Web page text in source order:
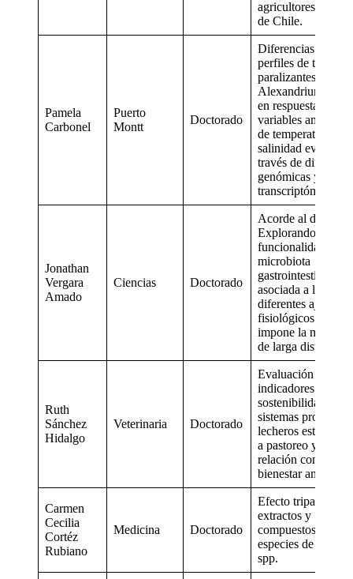
agricultores en el
de Chile.
Pamela
Carbonel
Puerto
Montt
Doctorado
Diferencias en los
perfiles de toxinas
paralizantes de
Alexandrium
en respuesta a
variables
de temperatura y
salinidad evaluado
través de
genómicas y
transcriptómicas.
Jonathan
Vergara
Amado
Ciencias Doctorado
Acorde al desafío:
Explorando la
funcionalidad de la
microbiota
gastrointestinal
asociada a los
diferentes ajustes
fisiológicos que
impone la
de larga distancia.
Ruth
Sánchez
Hidalgo
Veterinaria Doctorado
Evaluación de
indicadores de
sostenibilidad en
sistemas
lecheros
a pastoreo y su
relación con el
bienestar animal.
Carmen
Cecilia
Cortéz
Rubiano
Medicina Doctorado
Efecto tripanocida
extractos y
compuestos de
especies de
spp.